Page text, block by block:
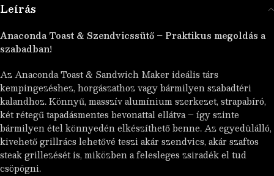
Leírás
Anaconda Toast & Szendvicssütő – Praktikus megoldás a
szabadban!
Az Anaconda Toast & Sandwich Maker ideális társ
kempingezéshez, horgászathoz vagy bármilyen szabadtéri
kalandhoz. Könnyű, masszív alumínium szerkezet, strapabíró,
két rétegű tapadásmentes bevonattal ellátva – így szinte
bármilyen étel könnyedén elkészíthető benne. Az egyedülálló,
kivehető grillrács lehetővé teszi akár szendvics, akár szaftos
steak grillezését is, miközben a felesleges zsiradék el tud
csöpögni.